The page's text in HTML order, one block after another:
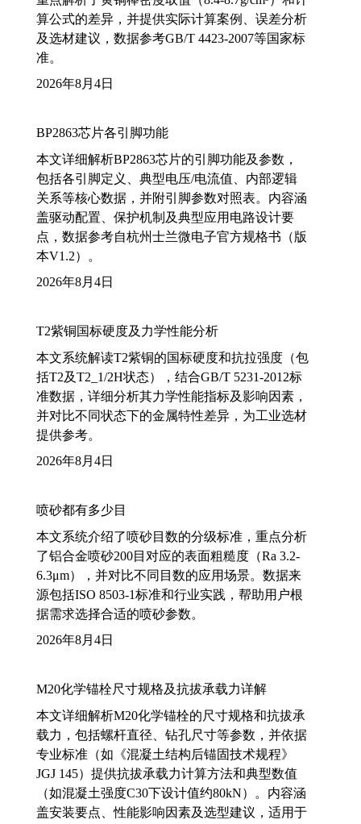
算公式的差异，并提供实际计算案例、误差分析
及选材建议，数据参考GB/T 4423-2007等国家标
准。
2026年8月4日
BP2863芯片各引脚功能
本文详细解析BP2863芯片的引脚功能及参数，
包括各引脚定义、典型电压/电流值、内部逻辑
关系等核心数据，并附引脚参数对照表。内容涵
盖驱动配置、保护机制及典型应用电路设计要
点，数据参考自杭州士兰微电子官方规格书（版
本V1.2）。
2026年8月4日
T2紫铜国标硬度及力学性能分析
本文系统解读T2紫铜的国标硬度和抗拉强度（包
括T2及T2_1/2H状态），结合GB/T 5231-2012标
准数据，详细分析其力学性能指标及影响因素，
并对比不同状态下的金属特性差异，为工业选材
提供参考。
2026年8月4日
喷砂都有多少目
本文系统介绍了喷砂目数的分级标准，重点分析
了铝合金喷砂200目对应的表面粗糙度（Ra 3.2-
6.3μm），并对比不同目数的应用场景。数据来
源包括ISO 8503-1标准和行业实践，帮助用户根
据需求选择合适的喷砂参数。
2026年8月4日
M20化学锚栓尺寸规格及抗拔承载力详解
本文详细解析M20化学锚栓的尺寸规格和抗拔承
载力，包括螺杆直径、钻孔尺寸等参数，并依据
专业标准（如《混凝土结构后锚固技术规程》
JGJ 145）提供抗拔承载力计算方法和典型数值
（如混凝土强度C30下设计值约80kN）。内容涵
盖安装要点、性能影响因素及选型建议，适用于